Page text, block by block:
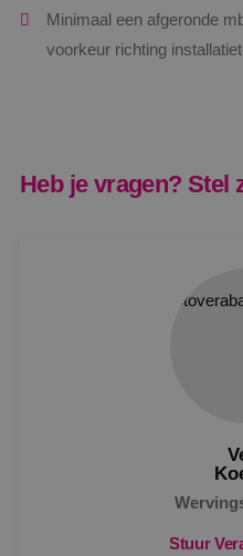
Minimaal een afgeronde
voorkeur richting
Heb je vragen? Stel
Stuur